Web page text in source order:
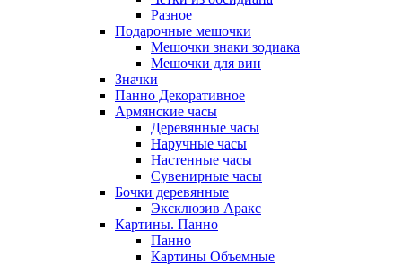
Разное
Подарочные мешочки
Мешочки знаки зодиака
Мешочки для вин
Значки
Панно Декоративное
Армянские часы
Деревянные часы
Наручные часы
Настенные часы
Сувенирные часы
Бочки деревянные
Эксклюзив Аракс
Картины. Панно
Панно
Картины Объемные